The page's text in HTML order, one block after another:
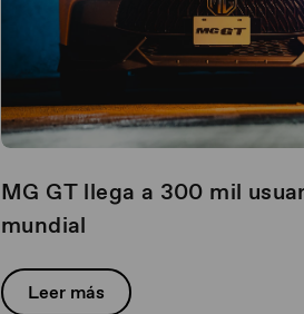
MG GT llega a 300 mil
mundial
Leer más